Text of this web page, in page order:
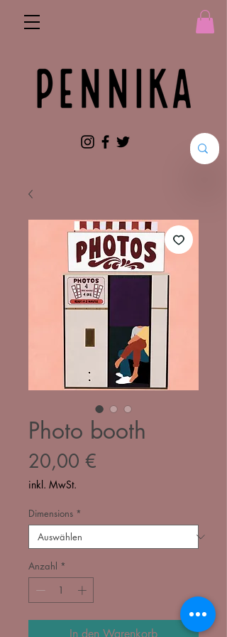
Photo booth
20,00 €
inkl. MwSt.
Dimensions *
Anzahl *
In den Warenkorb